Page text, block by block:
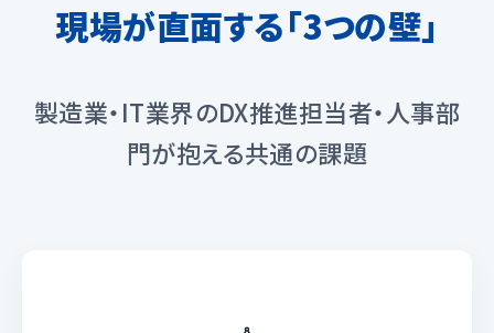
現場が直面する「3つの壁」
製造業・IT業界のDX推進担当者・人事部
門が抱える共通の課題